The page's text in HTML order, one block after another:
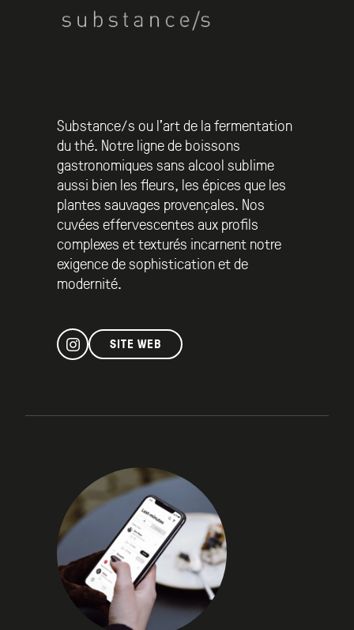
Substance/s ou l’art de la fermentation
du thé. Notre ligne de boissons
gastronomiques sans alcool sublime
aussi bien les fleurs, les épices que les
plantes sauvages provençales. Nos
cuvées effervescentes aux profils
complexes et texturés incarnent notre
exigence de sophistication et de
modernité.
SITE WEB